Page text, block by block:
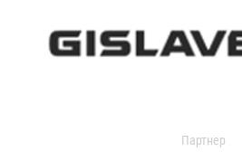
Партнер